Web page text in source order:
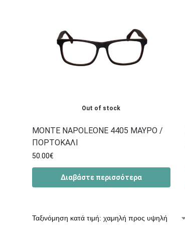
Out of stock
MONTE NAPOLEONE 4405 ΜΑΥΡΟ /
ΠΟΡΤΟΚΑΛΙ
50.00€
Διαβάστε περισσότερα